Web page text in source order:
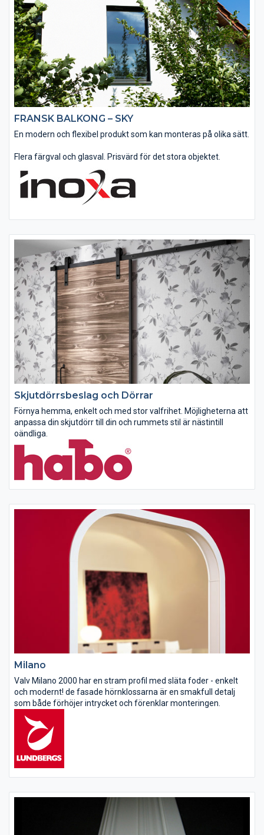
FRANSK BALKONG – SKY
En modern och flexibel produkt som kan monteras på olika sätt.
Flera färgval och glasval. Prisvärd för det stora objektet.
Skjutdörrsbeslag och Dörrar
Förnya hemma, enkelt och med stor valfrihet. Möjligheterna att
anpassa din skjutdörr till din och rummets stil är nästintill
oändliga.
Milano
Valv Milano 2000 har en stram profil med släta foder - enkelt
och modernt! de fasade hörnklossarna är en smakfull detalj
som både förhöjer intrycket och förenklar monteringen.